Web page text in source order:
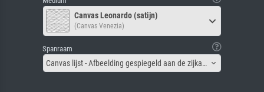
Canvas Leonardo (satijn)
(Canvas Venezia)
Spanraam
Canvas lijst - Afbeelding gespiegeld aan de zijkant